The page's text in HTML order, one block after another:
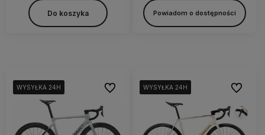
Do koszyka Powiadom o dostępności
WYSYŁKA 24H
WYSYŁKA 24H
WYSYŁKA 24H
WYSYŁKA 24H
WYSYŁKA 24H Do ulubionychWYSYŁKA 24H
WYSYŁKA 24H
WYSYŁKA 24H
WYSYŁKA 24H
WYSYŁKA 24H Do